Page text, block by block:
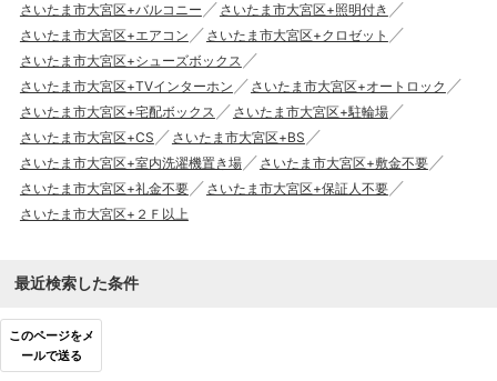
さいたま市大宮区+バルコニー
さいたま市大宮区+照明付き
さいたま市大宮区+エアコン
さいたま市大宮区+クロゼット
さいたま市大宮区+シューズボックス
さいたま市大宮区+TVインターホン
さいたま市大宮区+オートロック
さいたま市大宮区+宅配ボックス
さいたま市大宮区+駐輪場
さいたま市大宮区+CS
さいたま市大宮区+BS
さいたま市大宮区+室内洗濯機置き場
さいたま市大宮区+敷金不要
さいたま市大宮区+礼金不要
さいたま市大宮区+保証人不要
さいたま市大宮区+２Ｆ以上
最近検索した条件
このページをメ
ールで送る